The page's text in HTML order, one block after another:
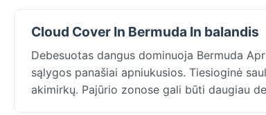
Cloud Cover In Bermuda In balandis
Debesuotas dangus dominuoja Bermuda
sąlygos panašiai apniukusios. Tiesioginė
akimirkų. Pajūrio zonose gali būti daugiau